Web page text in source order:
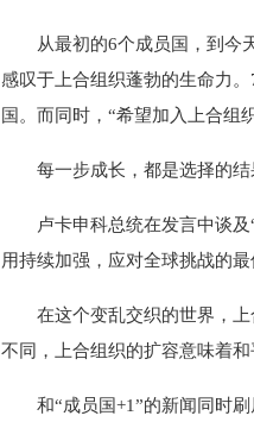
从最初的6个成员国，到今天
感叹于上合组织蓬勃的生命力
国。而同时，“希望加入上合组
每一步成长，都是选择的结
卢卡申科总统在发言中谈及“
用持续加强，应对全球挑战的
在这个变乱交织的世界，上
不同，上合组织的扩容意味着和
和“成员国+1”的新闻同时刷